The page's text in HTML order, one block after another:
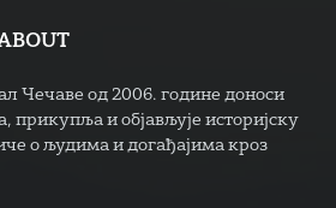
Чечаве од 2006. године доноси
прикупља и објављује историјску
о људима и догађајима кроз